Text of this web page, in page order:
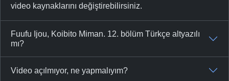
video kaynaklarını değiştirebilirsiniz.
Fuufu Ijou, Koibito Miman. 12. bölüm Türkçe altyazılı
mı?
Video açılmıyor, ne yapmalıyım?